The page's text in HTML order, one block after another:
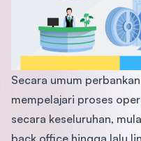
Secara umum
mempelajari proses
secara keseluruhan,
back office hingga lalu